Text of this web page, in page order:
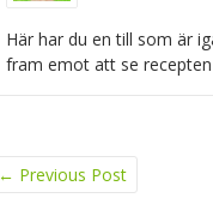
Här har du en till som är
fram emot att se
← Previous Post